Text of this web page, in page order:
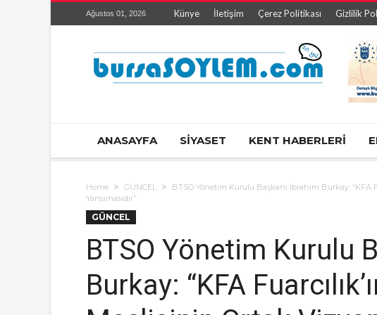
Ağustos 01, 2026 Künye İletişim Çerez Politikası Gizlilik
ANASAYFA SİYASET KENT HABERLERİ
Home GÜNCEL
BTSO Yönetim Kurulu Başkanı İbrahim Burkay: “KFA
Yansımasıdır”
GÜNCEL
BTSO Yönetim Kurulu
Burkay: “KFA